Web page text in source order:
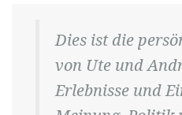
Dies ist die
von Ute und
Erlebnisse und